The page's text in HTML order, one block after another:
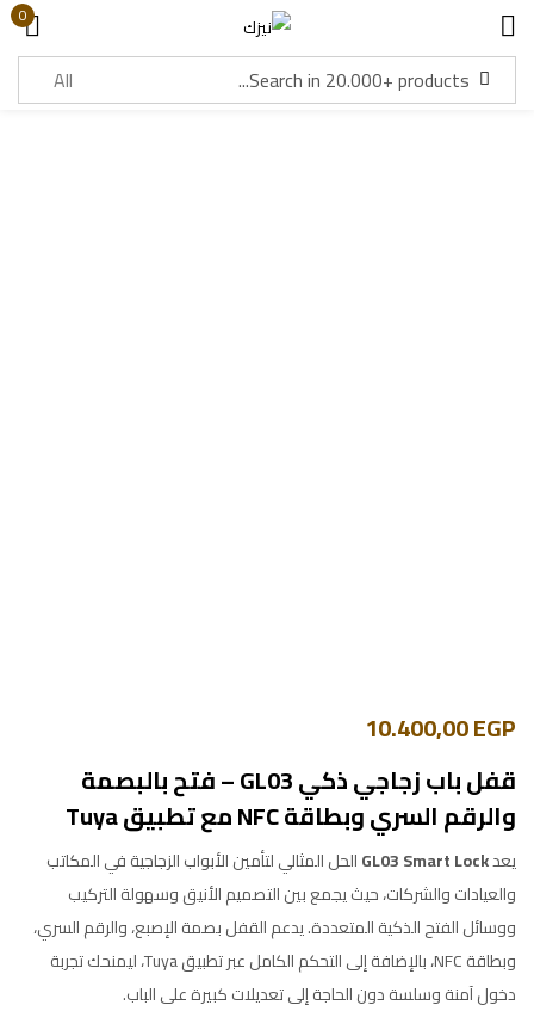
0
10.400,00EGP
قفل باب زجاجي ذكي GL03 – فتح بالبصمة
والرقم السري وبطاقة NFC مع تطبيق Tuya
يعدGL03 Smart Lockالحل المثالي لتأمين الأبواب الزجاجية في المكاتب
والعيادات والشركات، حيث يجمع بين التصميم الأنيق وسهولة التركيب
ووسائل الفتح الذكية المتعددة. يدعم القفل بصمة الإصبع، والرقم السري،
وبطاقة NFC، بالإضافة إلى التحكم الكامل عبر تطبيق Tuya، ليمنحك تجربة
دخول آمنة وسلسة دون الحاجة إلى تعديلات كبيرة على الباب.
Sign in